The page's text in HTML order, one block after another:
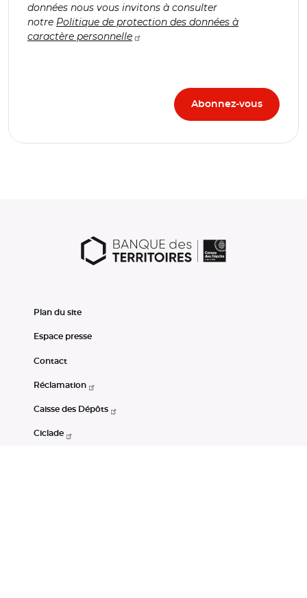
données nous vous invitons à consulter
notre Politique de protection des données à
caractère personnelle
Plan du site
Espace presse
Contact
Réclamation
Caisse des Dépôts
Ciclade